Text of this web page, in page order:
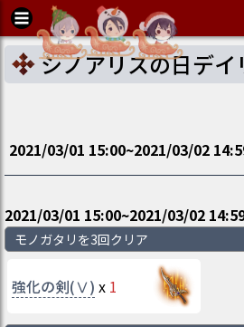
シノアリスの日デ
2021/03/01 15:00~2021/03/02
2021/03/01 15:00~2021/03/02
モノガタリを3回クリア
強化の剣(Ⅴ) x 1